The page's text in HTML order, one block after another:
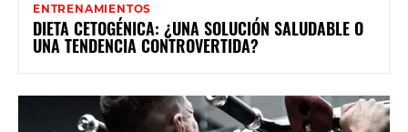
ENTRENAMIENTOS
DIETA CETOGÉNICA: ¿UNA SOLUCIÓN SALUDABLE O
UNA TENDENCIA CONTROVERTIDA?